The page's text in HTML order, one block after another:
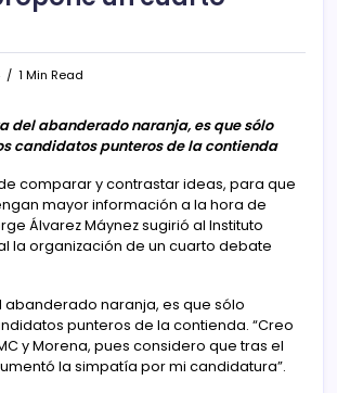
1 Min Read
del abanderado naranja, es que sólo
candidatos punteros de la contienda
comparar y contrastar ideas, para que
mayor información a la hora de
Álvarez Máynez sugirió al Instituto
la organización de un cuarto debate
abanderado naranja, es que sólo
punteros de la contienda. “Creo
y Morena, pues considero que tras el
la simpatía por mi candidatura”.